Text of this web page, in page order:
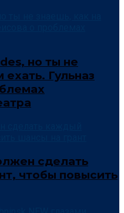
но ты не
Гульназ
сделать
чтобы повысить